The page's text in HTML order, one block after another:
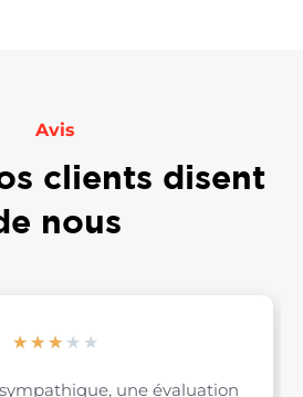
Avis
clients disent
nous
★ ★ ★ ★ ★
une évaluation